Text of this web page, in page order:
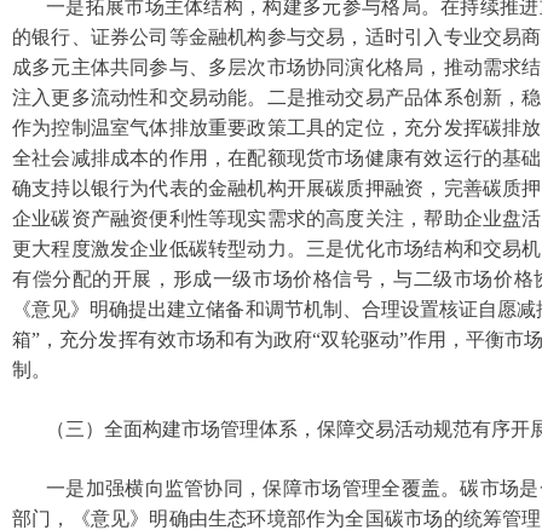
一是拓展市场主体结构，构建多元参与格局。在持续推
的银行、证券公司等金融机构参与交易，适时引入专业交易
成多元主体共同参与、多层次市场协同演化格局，推动需求
注入更多流动性和交易动能。二是推动交易产品体系创新，
作为控制温室气体排放重要政策工具的定位，充分发挥碳排
全社会减排成本的作用，在配额现货市场健康有效运行的基
确支持以银行为代表的金融机构开展碳质押融资，完善碳质
企业碳资产融资便利性等现实需求的高度关注，帮助企业盘
更大程度激发企业低碳转型动力。三是优化市场结构和交易
有偿分配的开展，形成一级市场价格信号，与二级市场价
《意见》明确提出建立储备和调节机制、合理设置核证自愿
箱”，充分发挥有效市场和有为政府“双轮驱动”作用，平衡市
制。
（三）全面构建市场管理体系，保障交易活动规范有序开
一是加强横向监管协同，保障市场管理全覆盖。碳市场
部门，《意见》明确由生态环境部作为全国碳市场的统筹管